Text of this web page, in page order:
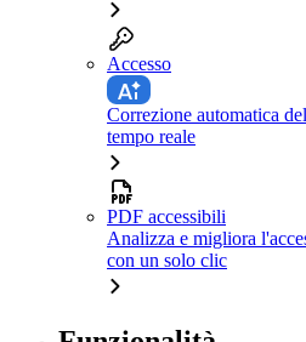
Accesso
Correzione automatica
tempo reale
PDF accessibili
Analizza e migliora
con un solo clic